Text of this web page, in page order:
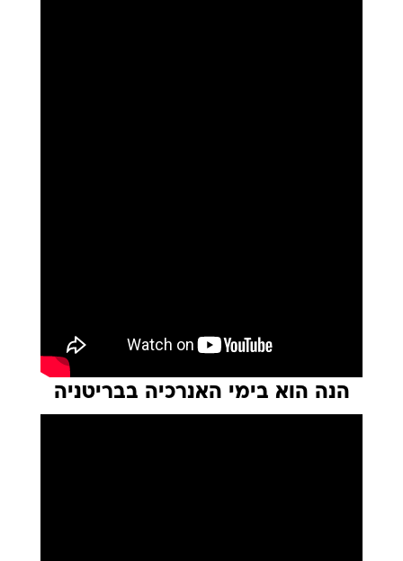
הנה הוא בימי האנרכיה בבריטניה